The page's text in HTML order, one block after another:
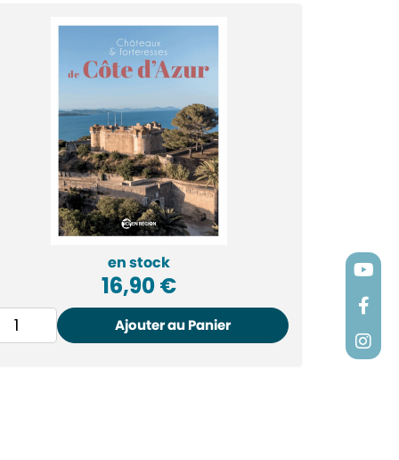
en stock
16,90€
Ajouter au Panier